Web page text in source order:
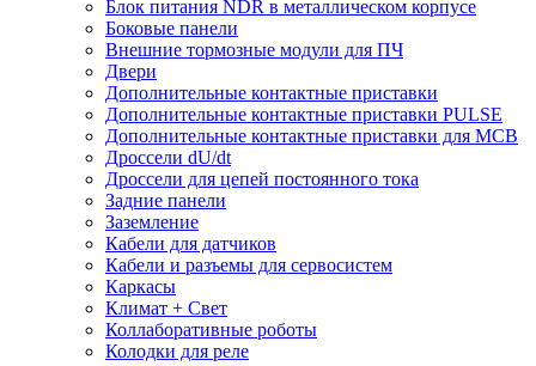
Блок питания NDR в металлическом корпусе
Боковые панели
Внешние тормозные модули для ПЧ
Двери
Дополнительные контактные приставки
Дополнительные контактные приставки PULSE
Дополнительные контактные приставки для MCB
Дроссели dU/dt
Дроссели для цепей постоянного тока
Задние панели
Заземление
Кабели для датчиков
Кабели и разъемы для сервосистем
Каркасы
Климат + Свет
Коллаборативные роботы
Колодки для реле